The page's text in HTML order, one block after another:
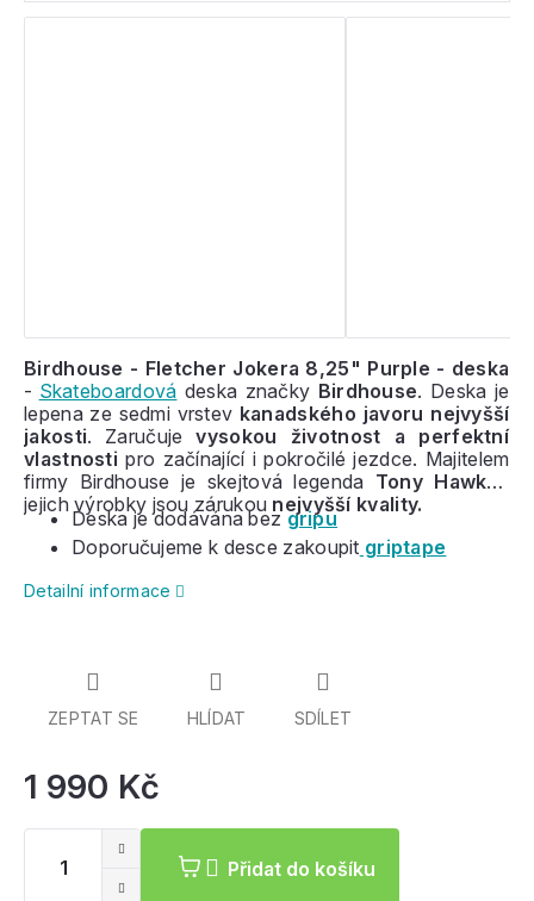
1 990 Kč
Přidat do košíku
Birdhouse - Fletcher Jokera 8,25" Purple - deska
- Skateboardová deska značky Birdhouse. Deska je
lepena ze sedmi vrstev kanadského javoru nejvyšší
jakosti. Zaručujevysokou životnost a perfektní
vlastnosti pro začínající i pokročilé jezdce. Majitelem
firmy Birdhouse je skejtová legenda Tony Hawka
jejich výrobky jsou zárukou nejvyšší kvality.
Deska je dodávána bez gripu
Doporučujeme k desce zakoupit griptape
Detailní informace
ZEPTAT SE HLÍDAT SDÍLET